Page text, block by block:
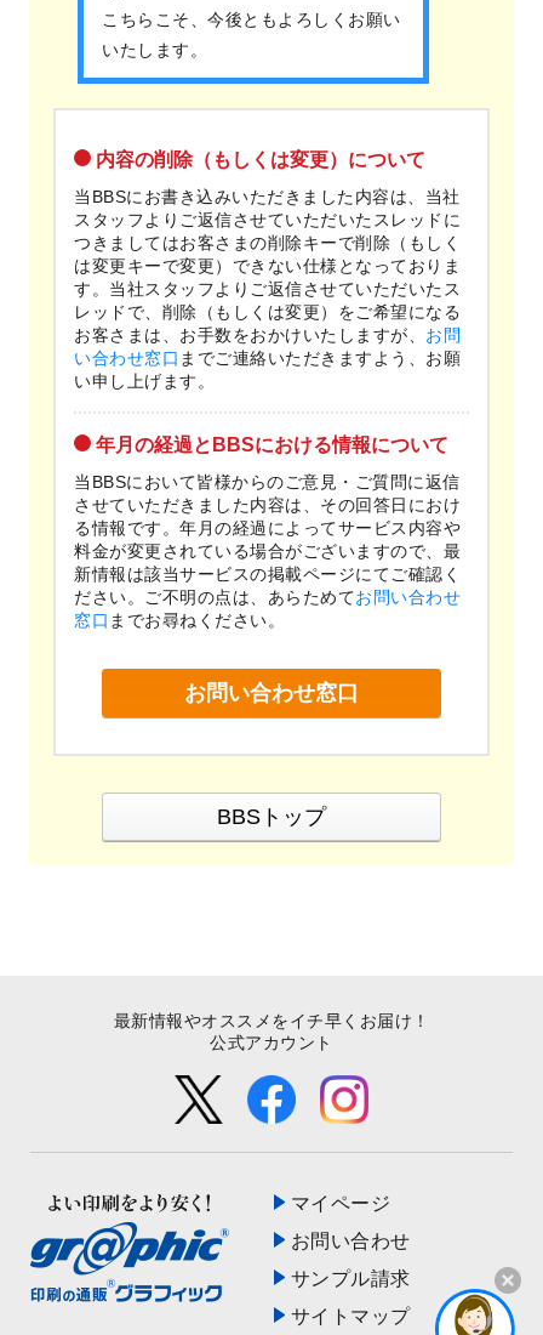
こちらこそ、今後ともよろしくお願い
いたします。
内容の削除（もしくは変更）について
当BBSにお書き込みいただきました内容は、当社
スタッフよりご返信させていただいたスレッドに
つきましてはお客さまの削除キーで削除（もしく
は変更キーで変更）できない仕様となっておりま
す。当社スタッフよりご返信させていただいたス
レッドで、削除（もしくは変更）をご希望になる
お客さまは、お手数をおかけいたしますが、 お問
い合わせ窓口 までご連絡いただきますよう、お願
い申し上げます。
年月の経過とBBSにおける情報について
当BBSにおいて皆様からのご意見・ご質問に返信
させていただきました内容は、その回答日におけ
る情報です。年月の経過によってサービス内容や
料金が変更されている場合がございますので、最
新情報は該当サービスの掲載ページにてご確認く
ださい。ご不明の点は、あらためてお問い合わせ
窓口 までお尋ねください。
お問い合わせ窓口
BBSトップ
マイページ
お問い合わせ
サンプル請求
サイトマップ
最新情報やオススメをイチ早くお届け！
公式アカウント
開く